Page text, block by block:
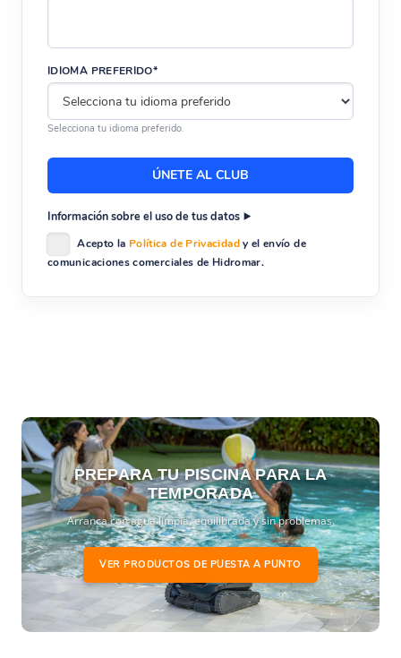
IDIOMA PREFERIDO*
Selecciona tu idioma preferido.
Información sobre el uso de tus datos
Acepto la Política de Privacidady el envío de
comunicaciones comerciales de Hidromar.
PREPARA TU PISCINA PARA LA
TEMPORADA
Arranca con agua limpia, equilibrada y sin problemas.
VER PRODUCTOS DE PUESTA A PUNTO